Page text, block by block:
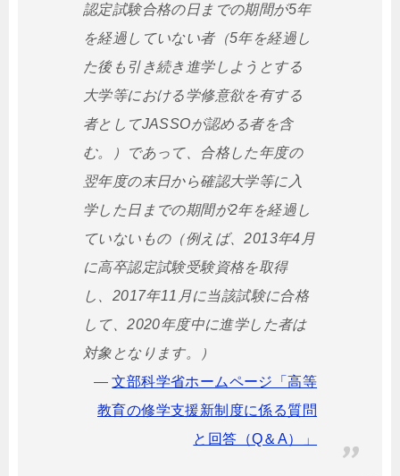
認定試験合格の日までの期間が5年
を経過していない者（5年を経過し
た後も引き続き進学しようとする
大学等における学修意欲を有する
者としてJASSOが認める者を含
む。）であって、合格した年度の
翌年度の末日から確認大学等に入
学した日までの期間が2年を経過し
ていないもの（例えば、2013年4月
に高卒認定試験受験資格を取得
し、2017年11月に当該試験に合格
して、2020年度中に進学した者は
対象となります。）
文部科学省ホームページ「高等
教育の修学支援新制度に係る質問
と回答（Q＆A）」